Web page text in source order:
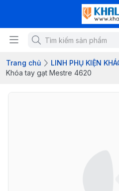
Trang chủ
LINH PHỤ KIỆN
Khóa tay gạt Mestre 4620